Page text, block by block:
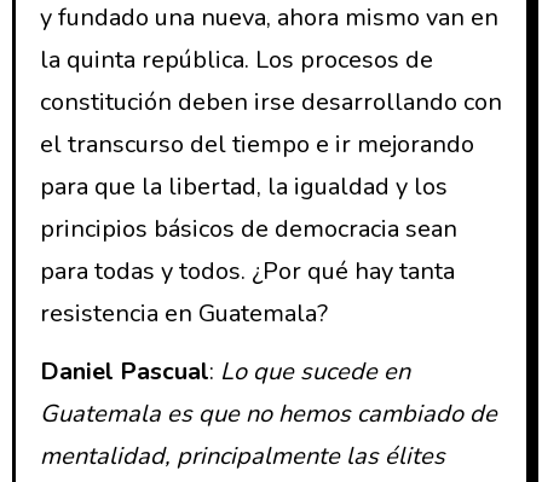
y fundado una nueva, ahora mismo van en
la quinta república. Los procesos de
constitución deben irse desarrollando con
el transcurso del tiempo e ir mejorando
para que la libertad, la igualdad y los
principios básicos de democracia sean
para todas y todos. ¿Por qué hay tanta
resistencia en Guatemala?
Daniel Pascual: Lo que sucede en
Guatemala es que no hemos cambiado de
mentalidad, principalmente las élites